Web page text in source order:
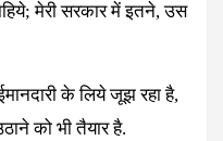
मेरी सरकार में इतने, उस
के लिये जूझ रहा है,
को भी तैयार है.